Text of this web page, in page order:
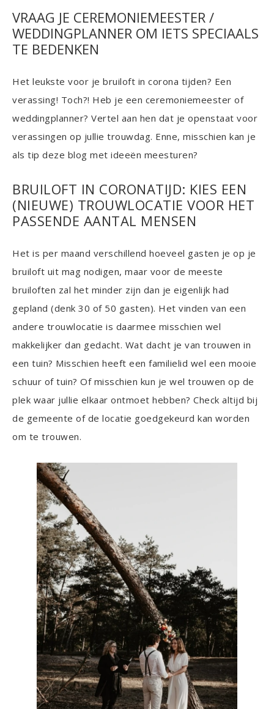
VRAAG JE CEREMONIEMEESTER /
WEDDINGPLANNER OM IETS SPECIAALS
TE BEDENKEN
Het leukste voor je bruiloft in corona tijden? Een
verassing! Toch?! Heb je een ceremoniemeester of
weddingplanner? Vertel aan hen dat je openstaat voor
verassingen op jullie trouwdag. Enne, misschien kan je
als tip deze blog met ideeën meesturen?
BRUILOFT IN CORONATIJD: KIES EEN
(NIEUWE) TROUWLOCATIE VOOR HET
PASSENDE AANTAL MENSEN
Het is per maand verschillend hoeveel gasten je op je
bruiloft uit mag nodigen, maar voor de meeste
bruiloften zal het minder zijn dan je eigenlijk had
gepland (denk 30 of 50 gasten). Het vinden van een
andere trouwlocatie is daarmee misschien wel
makkelijker dan gedacht. Wat dacht je van trouwen in
een tuin? Misschien heeft een familielid wel een mooie
schuur of tuin? Of misschien kun je wel trouwen op de
plek waar jullie elkaar ontmoet hebben? Check altijd bij
de gemeente of de locatie goedgekeurd kan worden
om te trouwen.